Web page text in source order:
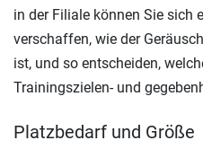
in der Filiale können Sie sich
verschaffen, wie der
ist, und so entscheiden,
Trainingszielen- und
Platzbedarf und Größe